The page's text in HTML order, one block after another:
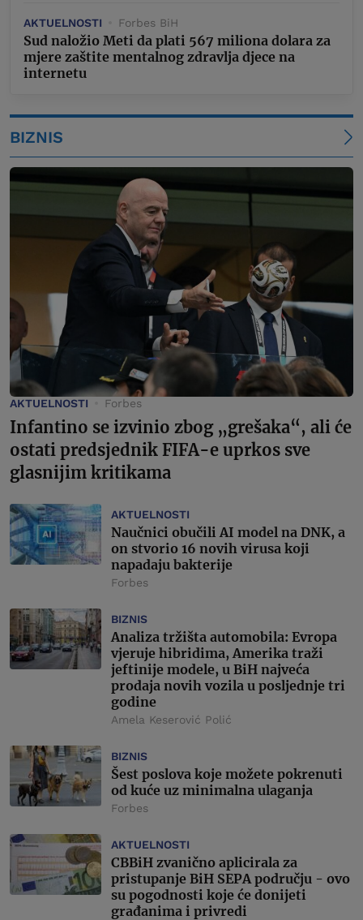
AKTUELNOSTI Forbes BiH
Sud naložio Meti da plati 567 miliona dolara za
mjere zaštite mentalnog zdravlja djece na
internetu
BIZNIS
AKTUELNOSTI Forbes
Infantino se izvinio zbog „grešaka“, ali će
ostati predsjednik FIFA-e uprkos sve
glasnijim kritikama
AKTUELNOSTI
Naučnici obučili AI model na DNK, a
on stvorio 16 novih virusa koji
napadaju bakterije
Forbes
BIZNIS
Analiza tržišta automobila: Evropa
vjeruje hibridima, Amerika traži
jeftinije modele, u BiH najveća
prodaja novih vozila u posljednje tri
godine
Amela Keserović Polić
BIZNIS
Šest poslova koje možete pokrenuti
od kuće uz minimalna ulaganja
Forbes
AKTUELNOSTI
CBBiH zvanično aplicirala za
pristupanje BiH SEPA području - ovo
su pogodnosti koje će donijeti
građanima i privredi